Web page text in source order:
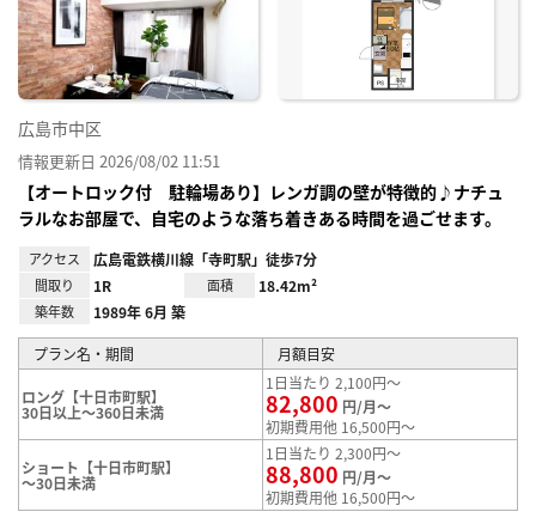
広島市中区
情報更新日 2026/08/02 11:51
【オートロック付 駐輪場あり】レンガ調の壁が特徴的♪ナチュ
ラルなお部屋で、自宅のような落ち着きある時間を過ごせます。
アクセス 広島電鉄横川線「寺町駅」徒歩7分
間取り 1R 面積 18.42m²
築年数 1989年 6月 築
プラン名・期間 月額目安
ロング【十日市町駅】
30日以上～360日未満
1日当たり 2,100円～
82,800 円/月～
初期費用他 16,500円～
ショート【十日市町駅】
～30日未満
1日当たり 2,300円～
88,800 円/月～
初期費用他 16,500円～